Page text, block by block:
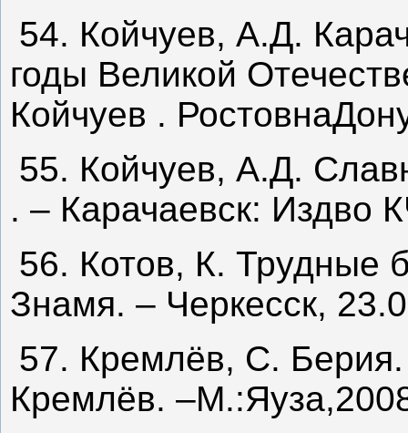
54. Койчуев, А.Д.
годы Великой
Койчуев .
55. Койчуев, А.Д.
. – Карачаевск: Издво
56. Котов, К. Трудные
Знамя. – Черкесск,
57. Кремлёв, С.
Кремлёв.